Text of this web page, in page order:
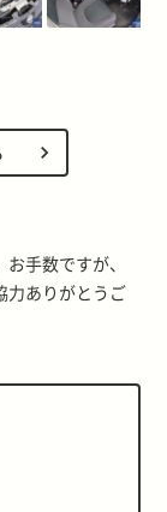
手数ですが、
力ありがとうご